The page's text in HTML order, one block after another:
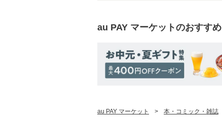
au PAY マーケットのおすすめ
au PAY マーケット > 本・コミック・雑誌